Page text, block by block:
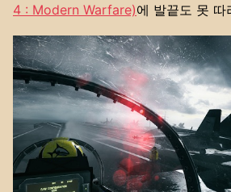
4 : Modern Warfare)에 발끝도 못 따